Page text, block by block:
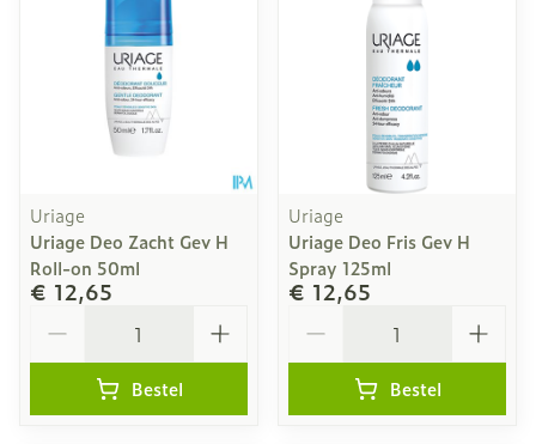
Uriage
Uriage Deo Zacht Gev H
Roll-on 50ml
€ 12,65
Bestel
Uriage
Uriage Deo Fris Gev H
Spray 125ml
€ 12,65
Bestel